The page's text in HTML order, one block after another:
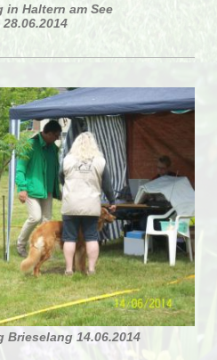
in Haltern am See
28.06.2014
Brieselang 14.06.2014